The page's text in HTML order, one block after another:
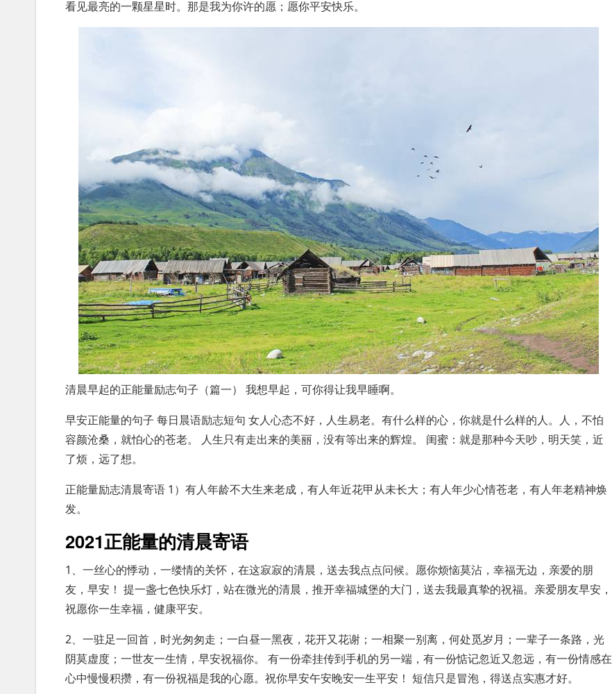
看见最亮的一颗星星时。那是我为你许的愿；愿你平安快乐。
清晨早起的正能量励志句子（篇一） 我想早起，可你得让我早睡啊。
早安正能量的句子 每日晨语励志短句 女人心态不好，人生易老。有什么样的心，你就是什么样的人。人，不怕
容颜沧桑，就怕心的苍老。 人生只有走出来的美丽，没有等出来的辉煌。 闺蜜：就是那种今天吵，明天笑，近
了烦，远了想。
正能量励志清晨寄语 1）有人年龄不大生来老成，有人年近花甲从未长大；有人年少心情苍老，有人年老精神焕
发。
2021正能量的清晨寄语
1、一丝心的悸动，一缕情的关怀，在这寂寂的清晨，送去我点点问候。愿你烦恼莫沾，幸福无边，亲爱的朋
友，早安！ 提一盏七色快乐灯，站在微光的清晨，推开幸福城堡的大门，送去我最真挚的祝福。亲爱朋友早安，
祝愿你一生幸福，健康平安。
2、一驻足一回首，时光匆匆走；一白昼一黑夜，花开又花谢；一相聚一别离，何处觅岁月；一辈子一条路，光
阴莫虚度；一世友一生情，早安祝福你。 有一份牵挂传到手机的另一端，有一份惦记忽近又忽远，有一份情感在
心中慢慢积攒，有一份祝福是我的心愿。祝你早安午安晚安一生平安！ 短信只是冒泡，得送点实惠才好。